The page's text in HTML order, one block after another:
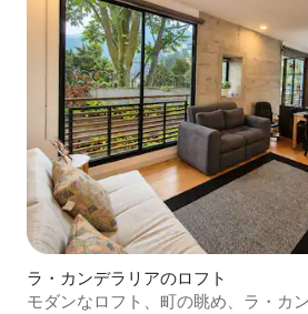
ラ・カンデラリアのロフト
モダンなロフト、町の眺め、ラ・カ